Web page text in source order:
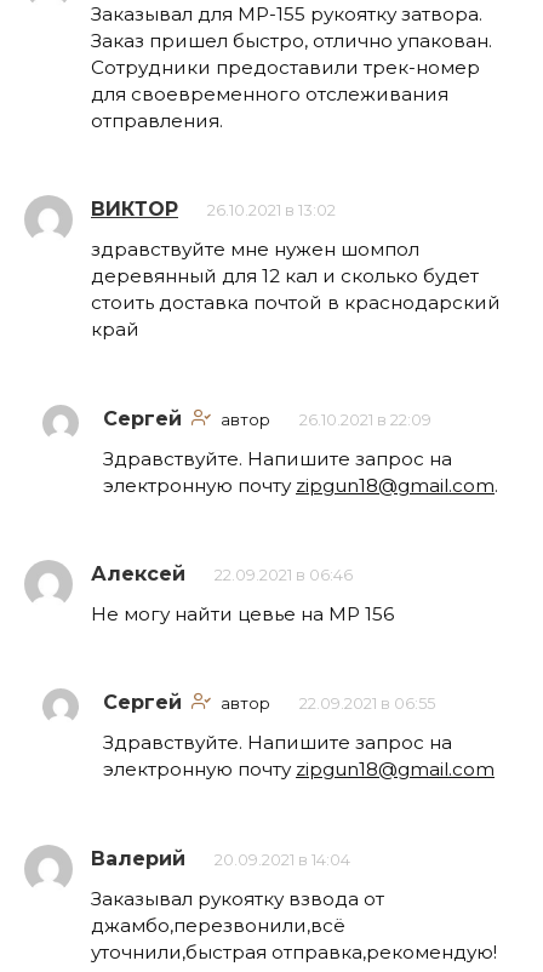
Заказывал для МР-155 рукоятку затвора.
Заказ пришел быстро, отлично упакован.
Сотрудники предоставили трек-номер
для своевременного отслеживания
отправления.
ВИКТОР 26.10.2021 в 13:02
здравствуйте мне нужен шомпол
деревянный для 12 кал и сколько будет
стоить доставка почтой в краснодарский
край
Сергей автор 26.10.2021 в 22:09
Здравствуйте. Напишите запрос на
электронную почту zipgun18@gmail.com.
Алексей 22.09.2021 в 06:46
Не могу найти цевье на МР 156
Сергей автор 22.09.2021 в 06:55
Здравствуйте. Напишите запрос на
электронную почту zipgun18@gmail.com
Валерий 20.09.2021 в 14:04
Заказывал рукоятку взвода от
джамбо,перезвонили,всё
уточнили,быстрая отправка,рекомендую!